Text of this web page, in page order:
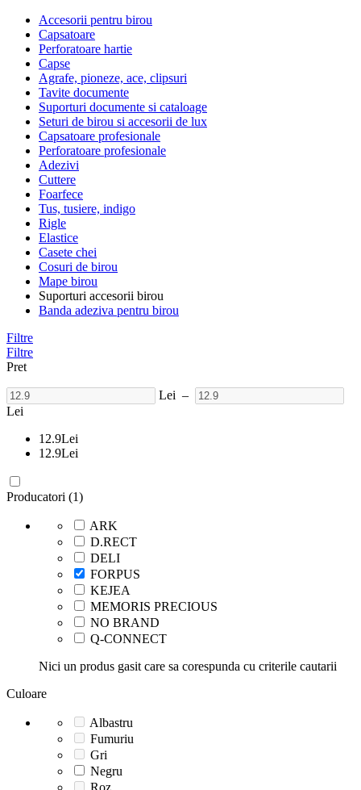
Accesorii pentru birou
Capsatoare
Perforatoare hartie
Capse
Agrafe, pioneze, ace, clipsuri
Tavite documente
Suporturi documente si cataloage
Seturi de birou si accesorii de lux
Capsatoare profesionale
Perforatoare profesionale
Adezivi
Cuttere
Foarfece
Tus, tusiere, indigo
Rigle
Elastice
Casete chei
Cosuri de birou
Mape birou
Suporturi accesorii birou
Banda adeziva pentru birou
Filtre
Filtre
Pret
Lei –
Lei
12.9Lei
12.9Lei
Producatori (1)
ARK
D.RECT
DELI
FORPUS
KEJEA
MEMORIS PRECIOUS
NO BRAND
Q-CONNECT
Nici un produs gasit care sa corespunda cu criterile cautarii
Culoare
Albastru
Fumuriu
Gri
Negru
Roz